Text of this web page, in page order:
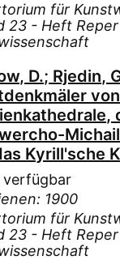
für
23 - Heft
D.; Rjedin,
Kyrill'sche
verfügbar
1900
für
23 - Heft